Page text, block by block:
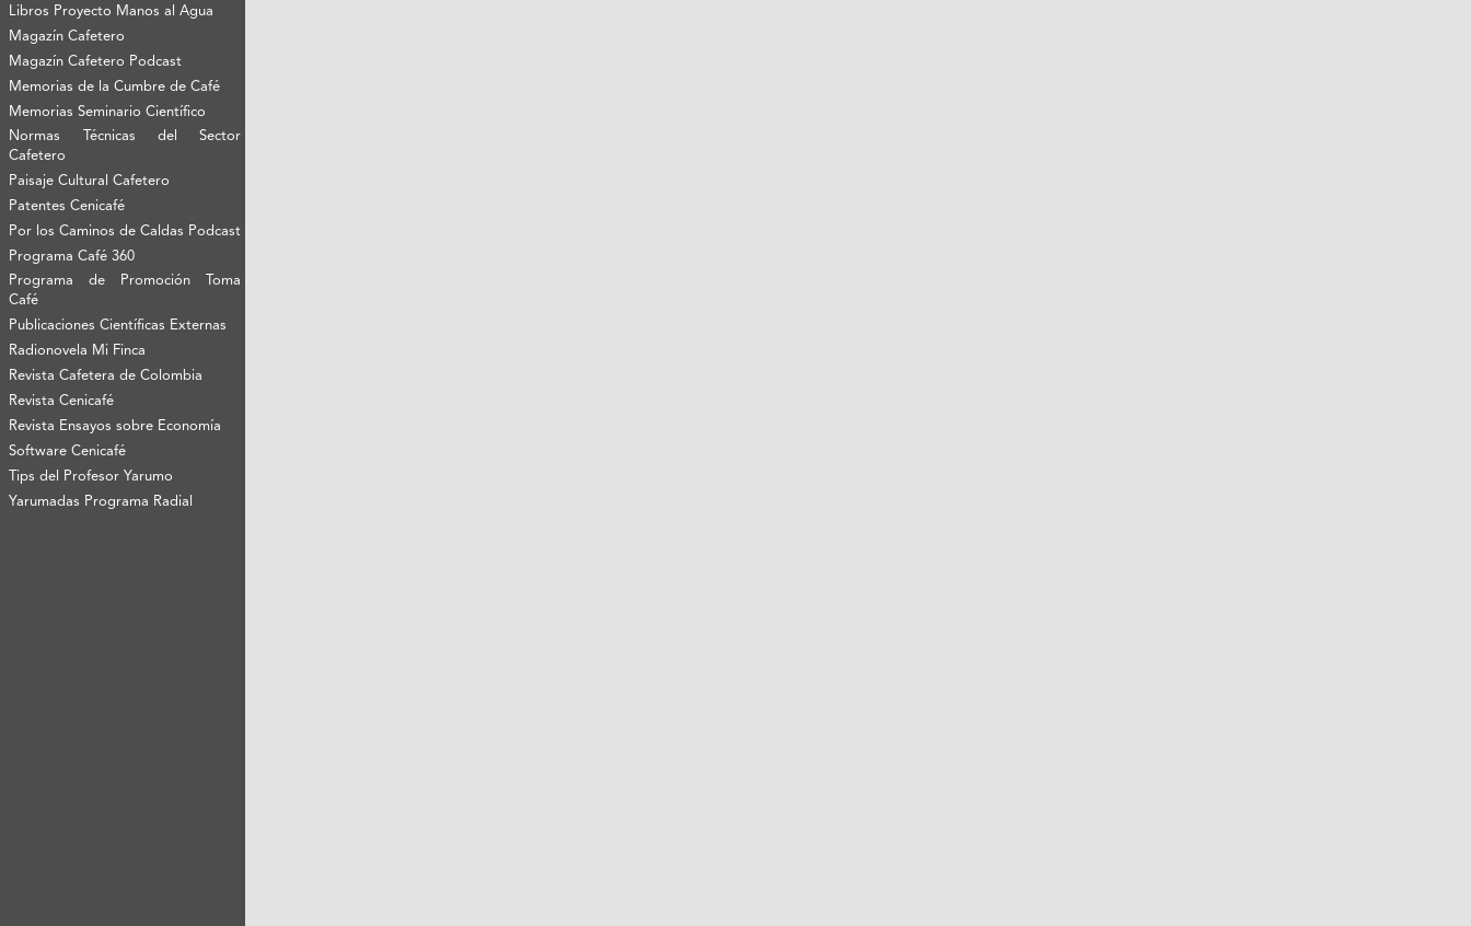
Libros Proyecto Manos al Agua
Magazín Cafetero
Magazín Cafetero Podcast
Memorias de la Cumbre de Café
Memorias Seminario Científico
Normas Técnicas del Sector
Cafetero
Paisaje Cultural Cafetero
Patentes Cenicafé
Por los Caminos de Caldas Podcast
Programa Café 360
Programa de Promoción Toma
Café
Publicaciones Científicas Externas
Radionovela Mi Finca
Revista Cafetera de Colombia
Revista Cenicafé
Revista Ensayos sobre Economía
Software Cenicafé
Tips del Profesor Yarumo
Yarumadas Programa Radial